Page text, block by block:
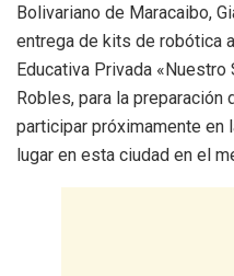
Bolivariano de Maracaibo,
entrega de kits de robótica
Educativa Privada
Robles, para la
participar próximamente en
lugar en esta ciudad en el